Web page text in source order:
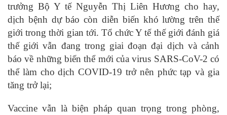
trưởng Bộ Y tế Nguyễn Thị Liên Hương cho hay,
dịch bệnh dự báo còn diễn biến khó lường trên thế
giới trong thời gian tới. Tổ chức Y tế thế giới đánh giá
thế giới vẫn đang trong giai đoạn đại dịch và cảnh
báo về những biến thể mới của virus SARS-CoV-2 có
thể làm cho dịch COVID-19 trở nên phức tạp và gia
tăng trở lại;
Vaccine vẫn là biện pháp quan trọng trong phòng,